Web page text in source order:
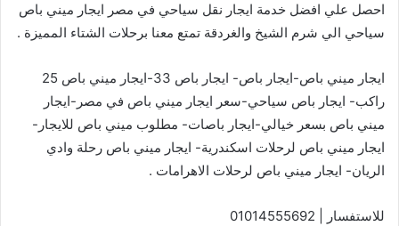
احصل علي افضل خدمة ايجار نقل سياحي في مصر ايجار ميني باص
سياحي الي شرم الشيخ والغردقة تمتع معنا برحلات الشتاء المميزة .
ايجار ميني باص-ايجار باص- ايجار باص 33-ايجار ميني باص 25
راكب- ايجار باص سياحي-سعر ايجار ميني باص في مصر-ايجار
ميني باص بسعر خيالي-ايجار باصات- مطلوب ميني باص للايجار-
ايجار ميني باص لرحلات اسكندرية- ايجار ميني باص رحلة وادي
الريان- ايجار ميني باص لرحلات الاهرامات .
للاستفسار | 01014555692